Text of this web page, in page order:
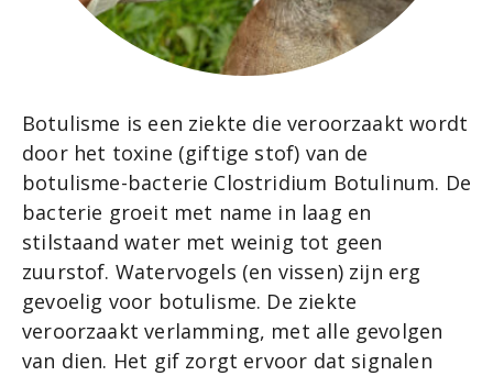
Botulisme is een ziekte die veroorzaakt wordt
door het toxine (giftige stof) van de
botulisme-bacterie Clostridium Botulinum. De
bacterie groeit met name in laag en
stilstaand water met weinig tot geen
zuurstof. Watervogels (en vissen) zijn erg
gevoelig voor botulisme. De ziekte
veroorzaakt verlamming, met alle gevolgen
van dien. Het gif zorgt ervoor dat signalen